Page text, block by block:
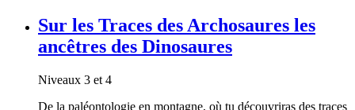
Sur les Traces des Archosaures les
ancêtres des Dinosaures
Niveaux 3 et 4
De la paléontologie en montagne, où tu découvriras des traces